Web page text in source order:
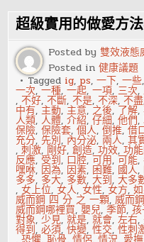
玩
法
延
長
性
愛
時
間
技
巧
超級實用的做愛方
Posted by雙效液態
Posted in健康議題
Tagged ig, ps,一下,一些
一次,一種,一起,一項, 三次,
,不好,不斷,不是,不深,不盡
中有,主動,主意, 之後, 了解,
人類,人體,介紹,仔細,他們,
保險,保險套,個人,倒推,借
充分,先別, 內分泌, 兩人,其
,刺激, 剛好,創造,功效,功
反應, 受到, 口腔,可用,可能,
嘿咻, 因為, 因素, 困難, 國人,
多多, 多大, 多數,大到,大多
,女上位,女人,女性,女方,
威而鋼 四 分 之 一顆,威而
威而鋼哪裡買,嬰兒,季節,
對象,少見,就是,就會,左右,
得到,必須,快變,性交,性刺